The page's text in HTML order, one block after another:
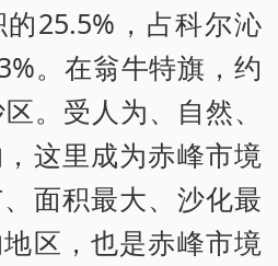
25.5%，占科尔沁
。在翁牛特旗，约
。受人为、自然、
这里成为赤峰市境
面积最大、沙化最
区，也是赤峰市境